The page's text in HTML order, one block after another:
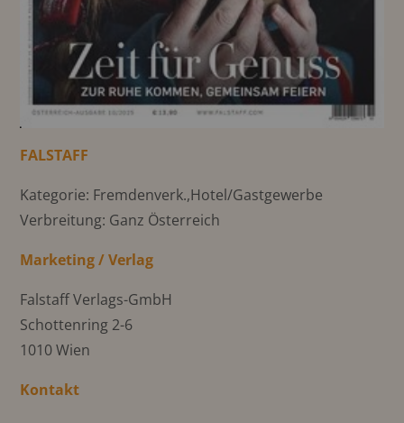
FALSTAFF
Kategorie: Fremdenverk.,Hotel/Gastgewerbe
Verbreitung: Ganz Österreich
Marketing / Verlag
Falstaff Verlags-GmbH
Schottenring 2-6
1010 Wien
Kontakt